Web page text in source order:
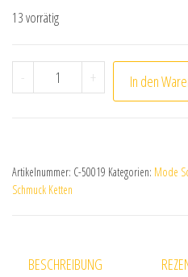
13 vorrätig
- Hundepfote mit Kette
+ In den
Artikelnummer: C-50019 Kategorien: Mode
Schmuck Ketten
BESCHREIBUNG